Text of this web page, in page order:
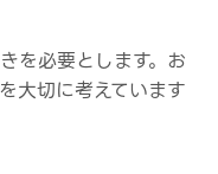
を必要とします。お
大切に考えています